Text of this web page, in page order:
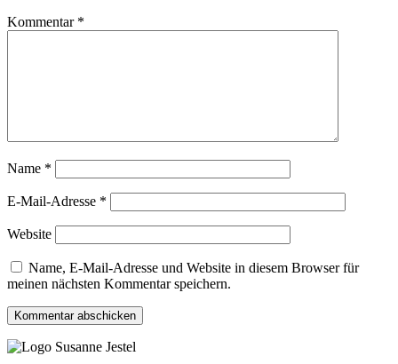
Kommentar *
Name *
E-Mail-Adresse *
Website
Name, E-Mail-Adresse und Website in diesem Browser für
meinen nächsten Kommentar speichern.